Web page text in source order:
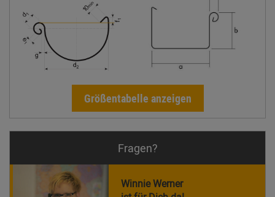
Größentabelle anzeigen
Fragen?
Winnie Werner